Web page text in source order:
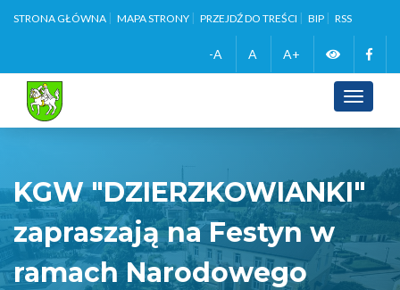
STRONA GŁÓWNA MAPA STRONY PRZEJDŹ DO TREŚCI BIP RSS
-A A A+ Zmień
wersję
Toggle
KGW "DZIERZKOWIANKI"
zapraszają na Festyn w
ramach Narodowego